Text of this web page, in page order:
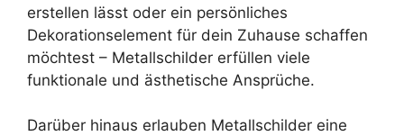
erstellen lässt oder ein persönliches
Dekorationselement für dein Zuhause schaffen
möchtest – Metallschilder erfüllen viele
funktionale und ästhetische Ansprüche.
Darüber hinaus erlauben Metallschilder eine